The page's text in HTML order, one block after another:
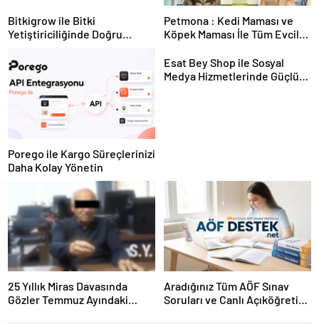
Bitkigrow ile Bitki
Yetiştiriciliğinde Doğru
Petmona : Kedi Maması ve
Köpek Maması İle Tüm Evcil
Porego ile Kargo Süreçlerinizi
Daha Kolay Yönetin
Esat Bey Shop ile Sosyal
Medya Hizmetlerinde Güçlü
25 Yıllık Miras Davasında
Gözler Temmuz Ayındaki
Aradığınız Tüm AÖF Sınav
Soruları ve Canlı Açıköğretim